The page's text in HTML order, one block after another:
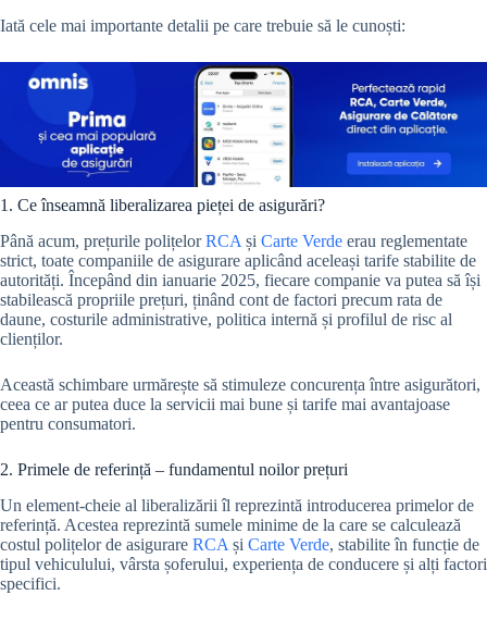
Iată cele mai importante detalii pe care trebuie să le cunoști:
1. Ce înseamnă liberalizarea pieței de asigurări?
Până acum, prețurile polițelorRCA și Carte Verde erau reglementate
strict, toate companiile de asigurare aplicând aceleași tarife stabilite de
autorități. Începând din ianuarie 2025, fiecare companie va putea să își
stabilească propriile prețuri, ținând cont de factori precum rata de
daune, costurile administrative, politica internă și profilul de risc al
clienților.
Această schimbare urmărește să stimuleze concurența între asigurători,
ceea ce ar putea duce la servicii mai bune și tarife mai avantajoase
pentru consumatori.
2. Primele de referință – fundamentul noilor prețuri
Un element-cheie al liberalizării îl reprezintă introducerea primelor de
referință. Acestea reprezintă sumele minime de la care se calculează
costul polițelor de asigurare RCA și Carte Verde, stabilite în funcție de
tipul vehiculului, vârsta șoferului, experiența de conducere și alți factori
specifici.